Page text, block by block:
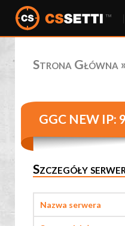
Strona Główna
GGC NEW IP:
Szczegóły
Nazwa serwera